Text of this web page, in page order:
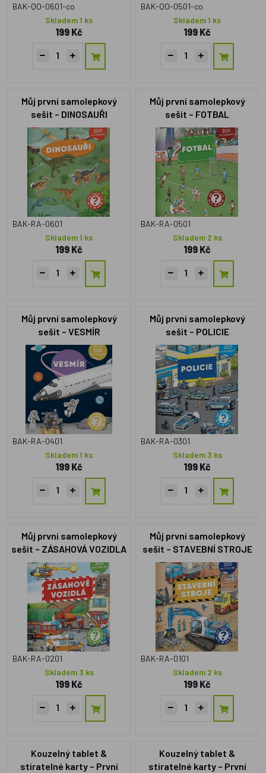
BAK-QO-0601-co
Skladem 1 ks
199 Kč
BAK-QO-0501-co
Skladem 1 ks
199 Kč
Můj první samolepkový
sešit – DINOSAUŘI
BAK-RA-0601
Skladem 1 ks
199 Kč
Můj první samolepkový
sešit – FOTBAL
BAK-RA-0501
Skladem 2 ks
199 Kč
Můj první samolepkový
sešit – VESMÍR
BAK-RA-0401
Skladem 1 ks
199 Kč
Můj první samolepkový
sešit – POLICIE
BAK-RA-0301
Skladem 3 ks
199 Kč
Můj první samolepkový
sešit – ZÁSAHOVÁ VOZIDLA
BAK-RA-0201
Skladem 3 ks
199 Kč
Můj první samolepkový
sešit – STAVEBNÍ STROJE
BAK-RA-0101
Skladem 2 ks
199 Kč
Kouzelný tablet &
stíratelné karty – První
Kouzelný tablet &
stíratelné karty – První